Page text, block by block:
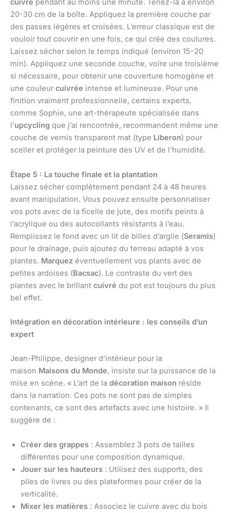
cuivre pendant au moins une minute. Tenez-la à environ
20-30 cm de la boîte. Appliquez la première couche par
des passes légères et croisées. L’erreur classique est de
vouloir tout couvrir en une fois, ce qui crée des coulures.
Laissez sécher selon le temps indiqué (environ 15-20
min). Appliquez une seconde couche, voire une troisième
si nécessaire, pour obtenir une couverture homogène et
une couleur cuivrée intense et lumineuse. Pour une
finition vraiment professionnelle, certains experts,
comme Sophie, une art-thérapeute spécialisée dans
l’upcycling que j’ai rencontrée, recommandent même une
couche de vernis transparent mat (type Liberon) pour
sceller et protéger la peinture des UV et de l’humidité.
Étape 5 : La touche finale et la plantation
Laissez sécher complètement pendant 24 à 48 heures
avant manipulation. Vous pouvez ensuite personnaliser
vos pots avec de la ficelle de jute, des motifs peints à
l’acrylique ou des autocollants résistants à l’eau.
Remplissez le fond avec un lit de billes d’argile (Seramis)
pour le drainage, puis ajoutez du terreau adapté à vos
plantes. Marquez éventuellement vos plants avec de
petites ardoises (Bacsac). Le contraste du vert des
plantes avec le brillant cuivré du pot est toujours du plus
bel effet.
Intégration en décoration intérieure : les conseils d’un
expert
Jean-Philippe, designer d’intérieur pour la
maison Maisons du Monde, insiste sur la puissance de la
mise en scène. « L’art de la décoration maison réside
dans la narration. Ces pots ne sont pas de simples
contenants, ce sont des artefacts avec une histoire. » Il
suggère de :
Créer des grappes : Assemblez 3 pots de tailles
différentes pour une composition dynamique.
Jouer sur les hauteurs : Utilisez des supports, des
piles de livres ou des plateformes pour créer de la
verticalité.
Mixer les matières : Associez le cuivre avec du bois